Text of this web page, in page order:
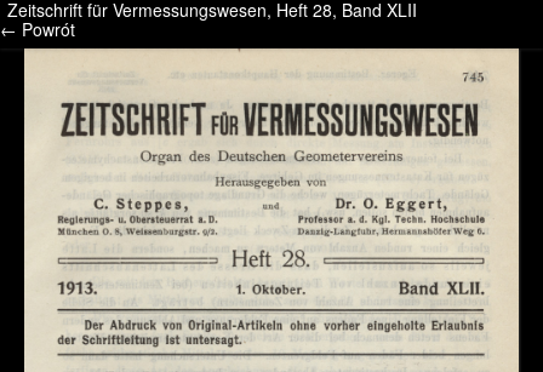
/* */ /* */ /* pliki_strona_po_stronie */
Zeitschrift für Vermessungswesen, Heft 28, Band XLII
← Powrót